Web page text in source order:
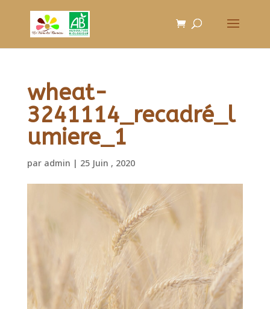
wheat-
3241114_recadré_l
umiere_1
par admin | 25 Juin , 2020